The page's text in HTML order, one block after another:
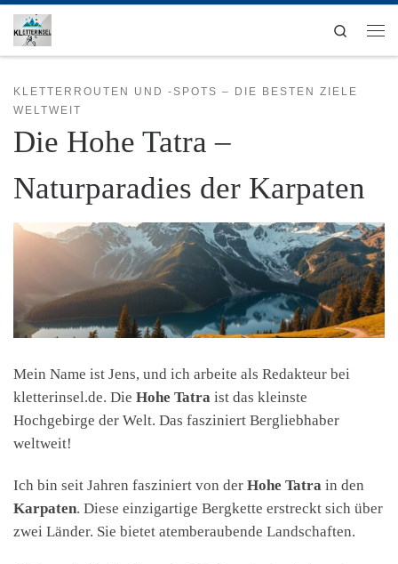
Zum Inhalt springen
Search
KLETTERROUTEN UND -SPOTS – DIE BESTEN ZIELE
WELTWEIT
Die Hohe Tatra –
Naturparadies der Karpaten
Mein Name ist Jens, und ich arbeite als Redakteur bei
kletterinsel.de. Die Hohe Tatra ist das kleinste
Hochgebirge der Welt. Das fasziniert Bergliebhaber
weltweit!
Ich bin seit Jahren fasziniert von der Hohe Tatra in den
Karpaten. Diese einzigartige Bergkette erstreckt sich über
zwei Länder. Sie bietet atemberaubende Landschaften.